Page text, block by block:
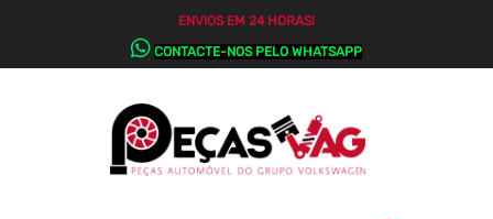
ENVIOS EM 24 HORAS!
CONTACTE-NOS PELO WHATSAPP